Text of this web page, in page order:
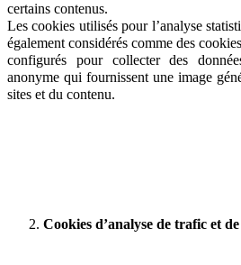
certains contenus.
Les cookies utilisés pour l’analyse
également considérés comme des
configurés pour collecter des
anonyme qui fournissent une image
sites et du contenu.
Cookies d’analyse de trafic et